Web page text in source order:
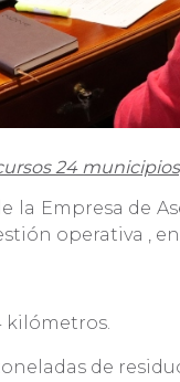
24
la Empresa de
operativa , en
kilómetros.
de